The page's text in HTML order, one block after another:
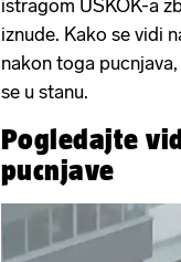
istragom USKOK-a
iznude. Kako se vidi
nakon toga
se u stanu.
Pogledajte
pucnjave